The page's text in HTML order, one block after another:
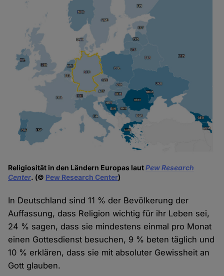
Religiosität in den Ländern Europas lautPew Research
Center. (© Pew Research Center)
In Deutschland sind 11 % der Bevölkerung der
Auffassung, dass Religion wichtig für ihr Leben sei,
24 % sagen, dass sie mindestens einmal pro Monat
einen Gottesdienst besuchen, 9 % beten täglich und
10 % erklären, dass sie mit absoluter Gewissheit an
Gott glauben.